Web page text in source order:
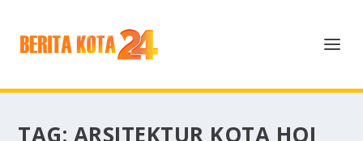
TAG: ARSITEKTUR KOTA HOI